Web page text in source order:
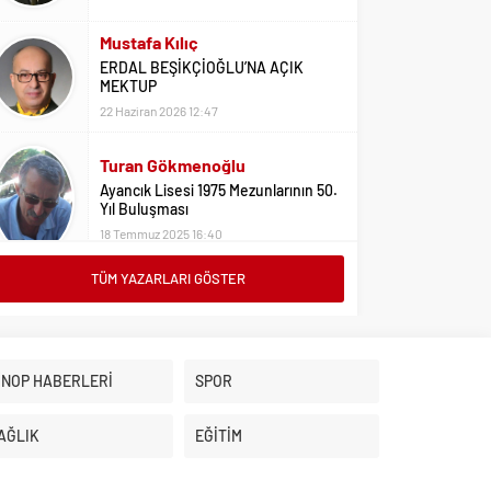
Mustafa Kılıç
ERDAL BEŞİKÇİOĞLU’NA AÇIK
MEKTUP
22 Haziran 2026 12:47
Turan Gökmenoğlu
Ayancık Lisesi 1975 Mezunlarının 50.
Yıl Buluşması
18 Temmuz 2025 16:40
Adil Yıldız
Üniversite Tercihleri İçin Öneriler
TÜM YAZARLARI GÖSTER
HABERLERİ SPOR
EĞİTİM